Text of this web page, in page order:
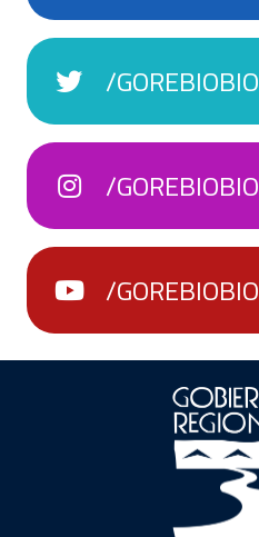
/GOREBIOBIO
/GOREBIOBIO
/GOREBIOBIO